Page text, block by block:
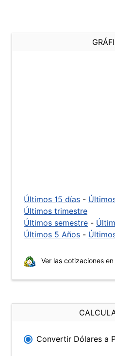
Últimos 15 días -
Últimos trimestre
Últimos semestre -
Últimos 5 Años -
Ver las cotizaciones en
Convertir Dólares a